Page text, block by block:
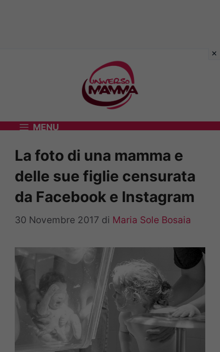
MENU
La foto di una mamma e
delle sue figlie censurata
da Facebook e Instagram
30 Novembre 2017 di Maria Sole Bosaia